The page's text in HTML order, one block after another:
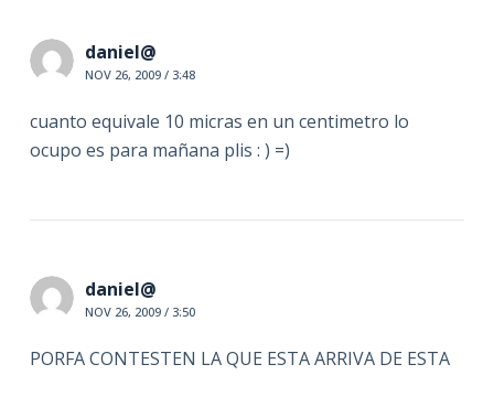
daniel@
NOV 26, 2009 / 3:48
cuanto equivale 10 micras en un centimetro lo
ocupo es para mañana plis : ) =)
daniel@
NOV 26, 2009 / 3:50
PORFA CONTESTEN LA QUE ESTA ARRIVA DE ESTA